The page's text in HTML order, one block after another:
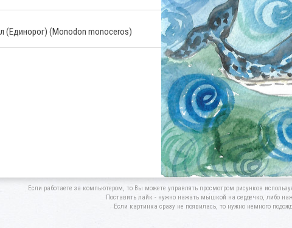
(Единорог) (Monodon monoceros)
Если работаете за компьютером, то Вы можете управлять просмотром рисунков
Поставить лайк - нужно нажать мышкой на сердечко, либо
Если картинка сразу не появилась, то нужно немного